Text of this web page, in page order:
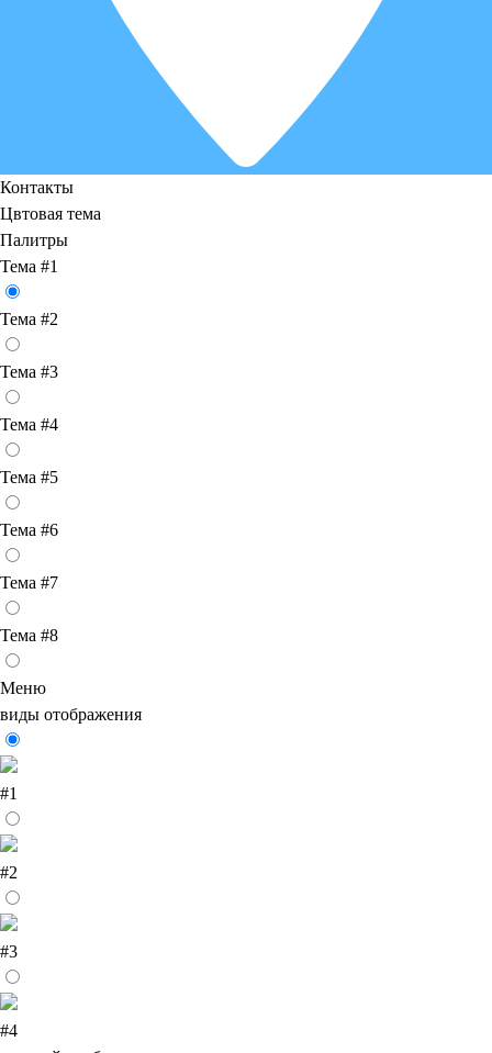
Контакты
Цвтовая тема
Палитры
Тема #1
Тема #2
Тема #3
Тема #4
Тема #5
Тема #6
Тема #7
Тема #8
Меню
виды отображения
#1
#2
#3
#4